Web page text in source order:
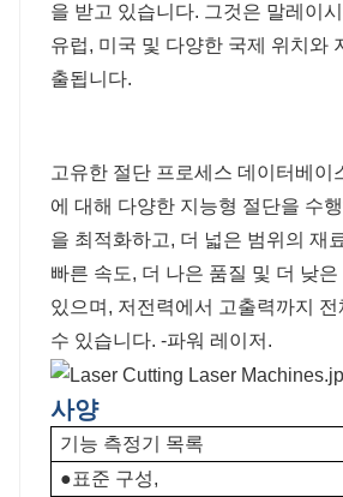
을 받고 있습니다. 그것은 말레이
유럽, 미국 및 다양한 국제 위치와
출됩니다.
고유한 절단 프로세스 데이터베이
에 대해 다양한 지능형 절단을 수
을 최적화하고, 더 넓은 범위의 재
빠른 속도, 더 나은 품질 및 더 낮
있으며, 저전력에서 고출력까지
수 있습니다. -파워 레이저.
사양
기능 측정기 목록
●표준 구성,